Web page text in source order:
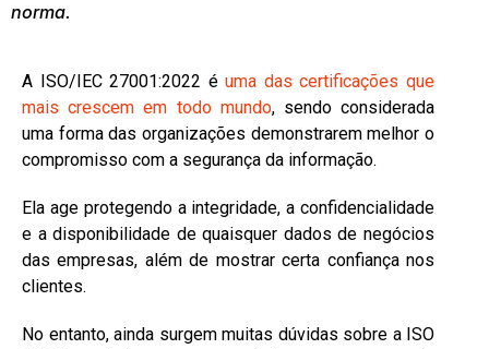
norma.
A ISO/IEC 27001:2022 éuma das certificações que
mais crescem em todo mundo, sendo considerada
uma forma das organizações demonstrarem melhor o
compromisso com a segurança da informação.
Ela age protegendo a integridade, a confidencialidade
e a disponibilidade de quaisquer dados de negócios
das empresas, além de mostrar certa confiança nos
clientes.
No entanto, ainda surgem muitas dúvidas sobre a ISO